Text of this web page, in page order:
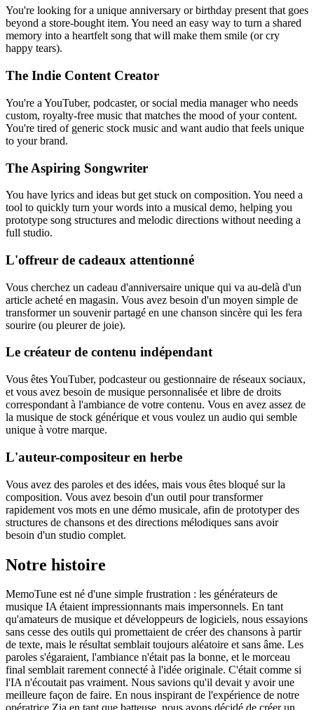
You're looking for a unique anniversary or birthday present that goes
beyond a store-bought item. You need an easy way to turn a shared
memory into a heartfelt song that will make them smile (or cry
happy tears).
The Indie Content Creator
You're a YouTuber, podcaster, or social media manager who needs
custom, royalty-free music that matches the mood of your content.
You're tired of generic stock music and want audio that feels unique
to your brand.
The Aspiring Songwriter
You have lyrics and ideas but get stuck on composition. You need a
tool to quickly turn your words into a musical demo, helping you
prototype song structures and melodic directions without needing a
full studio.
L'offreur de cadeaux attentionné
Vous cherchez un cadeau d'anniversaire unique qui va au-delà d'un
article acheté en magasin. Vous avez besoin d'un moyen simple de
transformer un souvenir partagé en une chanson sincère qui les fera
sourire (ou pleurer de joie).
Le créateur de contenu indépendant
Vous êtes YouTuber, podcasteur ou gestionnaire de réseaux sociaux,
et vous avez besoin de musique personnalisée et libre de droits
correspondant à l'ambiance de votre contenu. Vous en avez assez de
la musique de stock générique et vous voulez un audio qui semble
unique à votre marque.
L'auteur-compositeur en herbe
Vous avez des paroles et des idées, mais vous êtes bloqué sur la
composition. Vous avez besoin d'un outil pour transformer
rapidement vos mots en une démo musicale, afin de prototyper des
structures de chansons et des directions mélodiques sans avoir
besoin d'un studio complet.
Notre histoire
MemoTune est né d'une simple frustration : les générateurs de
musique IA étaient impressionnants mais impersonnels. En tant
qu'amateurs de musique et développeurs de logiciels, nous essayions
sans cesse des outils qui promettaient de créer des chansons à partir
de texte, mais le résultat semblait toujours aléatoire et sans âme. Les
paroles s'égaraient, l'ambiance n'était pas la bonne, et le morceau
final semblait rarement connecté à l'idée originale. C'était comme si
l'IA n'écoutait pas vraiment. Nous savions qu'il devait y avoir une
meilleure façon de faire. En nous inspirant de l'expérience de notre